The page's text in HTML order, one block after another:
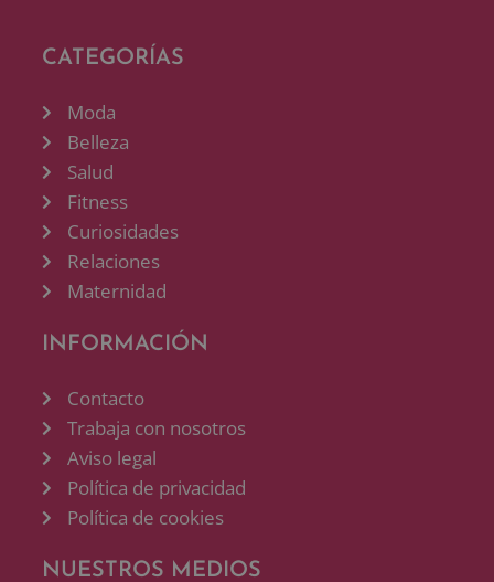
CATEGORÍAS
Moda
Belleza
Salud
Fitness
Curiosidades
Relaciones
Maternidad
INFORMACIÓN
Contacto
Trabaja con nosotros
Aviso legal
Política de privacidad
Política de cookies
NUESTROS MEDIOS